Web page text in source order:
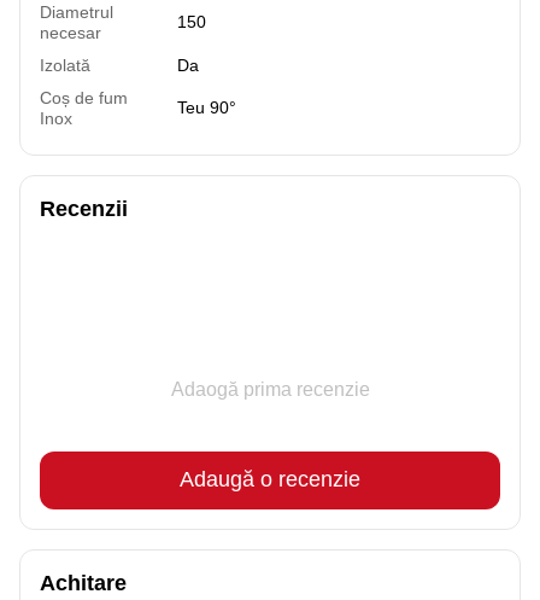
Diametrul
necesar
150
Izolată
Da
Coș de fum
Inox
Teu 90°
Recenzii
Adaogă prima recenzie
Adaugă o recenzie
Achitare